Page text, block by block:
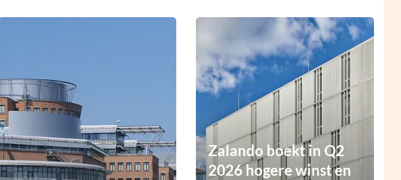
Zalando boekt in Q2
2026 hogere winst en